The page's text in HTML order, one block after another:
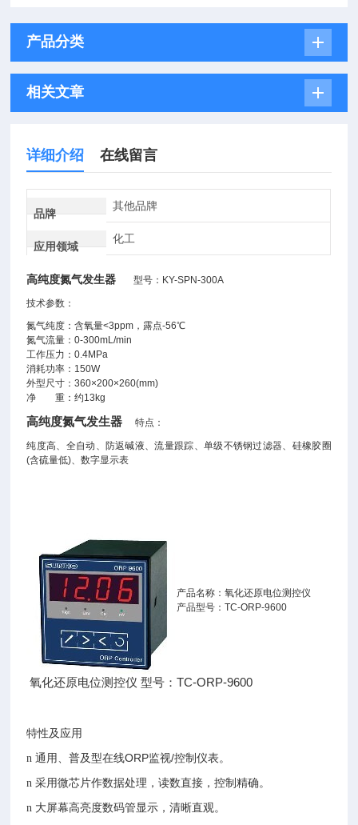
产品分类
相关文章
详细介绍 在线留言
品牌
其他品牌
应用领域
化工
高纯度氮气发生器 型号：KY-SPN-300A
技术参数：
氮气纯度：含氧量<3ppm，露点-56℃
氮气流量：0-300mL/min
工作压力：0.4MPa
消耗功率：150W
外型尺寸：360×200×260(mm)
净 重：约13kg
高纯度氮气发生器 特点：
纯度高、全自动、防返碱液、流量跟踪、单级不锈钢过滤器、硅橡胶圈
(含硫量低)、数字显示表
产品名称：氧化还原电位测控仪
产品型号：TC-ORP-9600
氧化还原电位测控仪 型号：TC-ORP-9600
特性及应用
n通用、普及型在线ORP监视/控制仪表。
n采用微芯片作数据处理，读数直接，控制精确。
n 大屏幕高亮度数码管显示，清晰直观。